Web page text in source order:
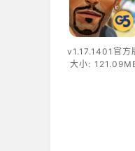
v1.17.1401官方
大小: